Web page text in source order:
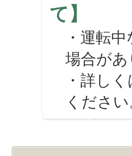
て】
・運転中
場合があ
・詳しく
ください